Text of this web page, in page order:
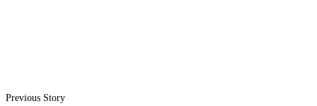
Previous Story